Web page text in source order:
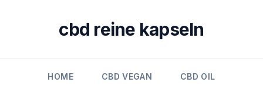
cbd reine kapseln
HOME CBD VEGAN CBD OIL